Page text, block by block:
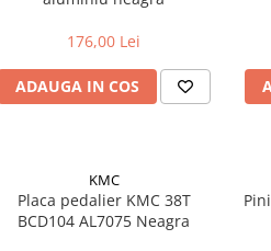
176,00 Lei
ADAUGA IN COS
KMC
Placa pedalier KMC 38T
BCD104 AL7075 Neagra